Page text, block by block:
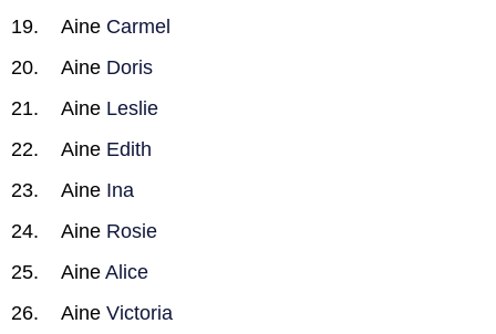
Aine Carmel
Aine Doris
Aine Leslie
Aine Edith
Aine Ina
Aine Rosie
Aine Alice
Aine Victoria